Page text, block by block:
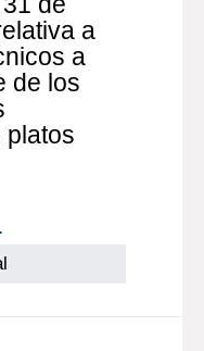
la
de
a
a
los